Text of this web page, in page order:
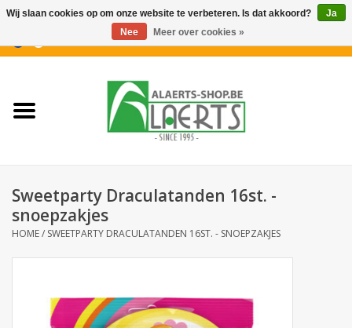
Nieuwigheden
Koffiekoekjes
Dranken
Sweetparty Draculatanden 16st. -
snoepzakjes
HOME/ SWEETPARTY DRACULATANDEN 16ST. - SNOEPZAKJES
Wij slaan cookies op om onze website te verbeteren. Is dat akkoord?
Ja
Nee
Meer over cookies »